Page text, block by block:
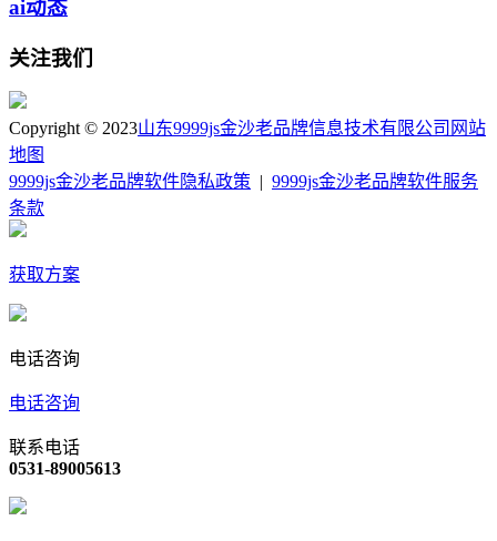
ai动态
关注我们
Copyright © 2023山东9999js金沙老品牌信息技术有限公司 网站
地图
9999js金沙老品牌软件隐私政策
9999js金沙老品牌软件服务
条款
获取方案
电话咨询
电话咨询
联系电话
0531-89005613